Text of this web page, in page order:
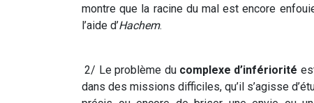
montre que la racine du mal est encore
l’aide d’Hachem.
2/ Le problème du complexe d’infériorité
dans des missions difficiles, qu’il s’agisse